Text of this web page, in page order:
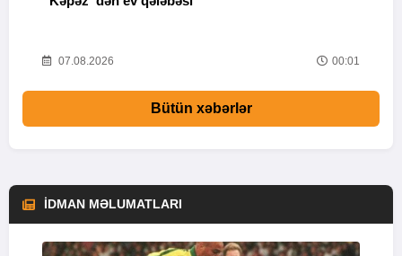
07.08.2026 00:01
Bütün xəbərlər
İDMAN MƏLUMATLARI